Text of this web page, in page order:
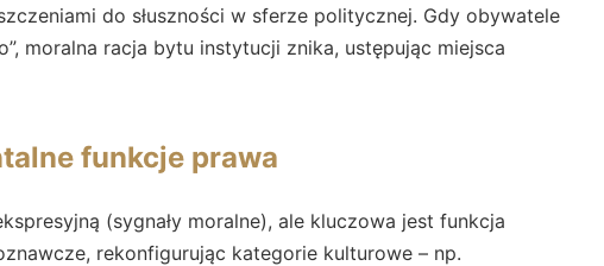
do słuszności w sferze politycznej. Gdy obywatele
moralna racja bytu instytucji znika, ustępując miejsca
funkcje prawa
(sygnały moralne), ale kluczowa jest funkcja
rekonfigurując kategorie kulturowe – np.